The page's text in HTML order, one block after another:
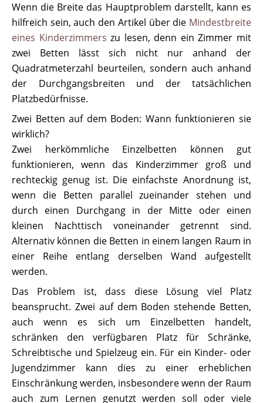
Wenn die Breite das Hauptproblem darstellt, kann es
hilfreich sein, auch den Artikel über die Mindestbreite
eines Kinderzimmers zu lesen, denn ein Zimmer mit
zwei Betten lässt sich nicht nur anhand der
Quadratmeterzahl beurteilen, sondern auch anhand
der Durchgangsbreiten und der tatsächlichen
Platzbedürfnisse.
Zwei Betten auf dem Boden: Wann funktionieren sie
wirklich?
Zwei herkömmliche Einzelbetten können gut
funktionieren, wenn das Kinderzimmer groß und
rechteckig genug ist. Die einfachste Anordnung ist,
wenn die Betten parallel zueinander stehen und
durch einen Durchgang in der Mitte oder einen
kleinen Nachttisch voneinander getrennt sind.
Alternativ können die Betten in einem langen Raum in
einer Reihe entlang derselben Wand aufgestellt
werden.
Das Problem ist, dass diese Lösung viel Platz
beansprucht. Zwei auf dem Boden stehende Betten,
auch wenn es sich um Einzelbetten handelt,
schränken den verfügbaren Platz für Schränke,
Schreibtische und Spielzeug ein. Für ein Kinder- oder
Jugendzimmer kann dies zu einer erheblichen
Einschränkung werden, insbesondere wenn der Raum
auch zum Lernen genutzt werden soll oder viele